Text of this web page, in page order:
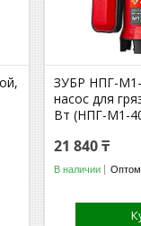
ЗУБР НПГ-
насос для
Вт (НПГ-М1-
21 840 ₸
В наличии Оптом